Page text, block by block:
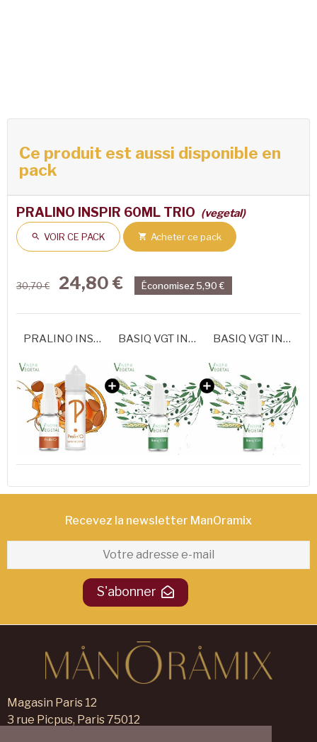
Ce produit est aussi disponible en
pack
PRALINO INSPIR 60ML TRIO (vegetal)
 VOIR CE PACK  Acheter ce pack
30,70 € 24,80 € Économisez 5,90 €
PRALINO INSPIR 60 ML BASIQ VGT INSPIR - 100% VEGETAL BASIQ VGT INSPIR - 100% VEGETAL
Recevez la newsletter ManOramix​
S'abonner
Magasin Paris 12
3 rue Picpus, Paris 75012